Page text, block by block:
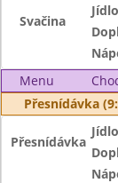
Svačina
Jídlo
Menu
Přesnídávka
Přesnídávka
Jídlo